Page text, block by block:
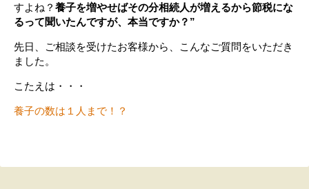
すよね？ 養子を増やせばその分相続人が増えるから節税にな
るって聞いたんですが、本当ですか？”
先日、ご相談を受けたお客様から、こんなご質問をいただき
ました。
こたえは・・・
養子の数は１人まで！？